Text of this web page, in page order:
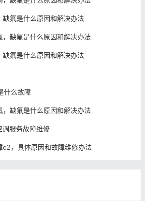
缺氟是什么原因和解决办法
，缺氟是什么原因和解决办法
缺氟是什么原因和解决办法
什么故障
，缺氟是什么原因和解决办法
服务故障维修
e2，具体原因和故障维修办法